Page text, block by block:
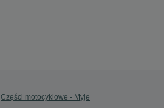
Części motocyklowe - Myje